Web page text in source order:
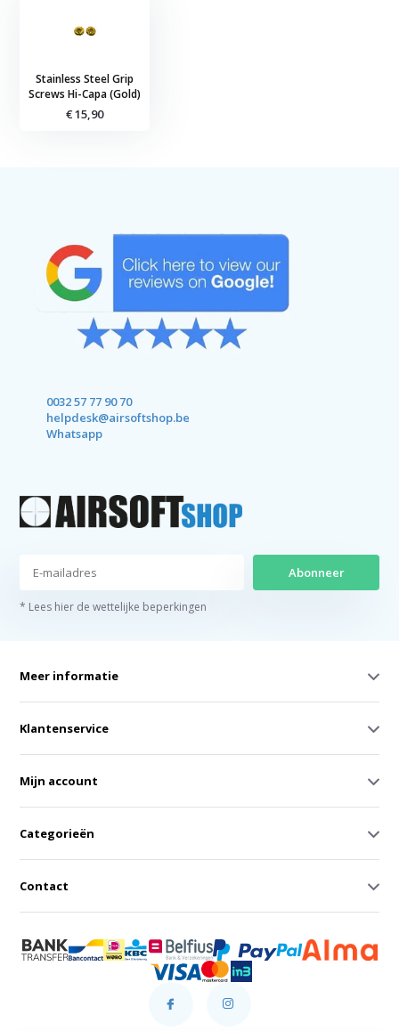
Stainless Steel Grip
Screws Hi-Capa (Gold)
€ 15,90
0032 57 77 90 70
helpdesk@airsoftshop.be
Whatsapp
Abonneer
* Lees hier de wettelijke beperkingen
Meer informatie
Klantenservice
Mijn account
Categorieën
Contact